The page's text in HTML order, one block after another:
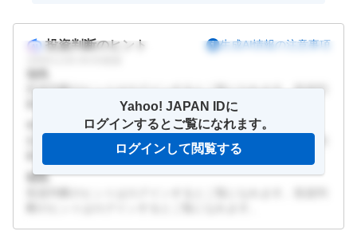
投資判断のヒント 生成AI情報の注意事項
投資判断のヒントはログインするとご覧になれます。投資判
断のヒントはログインするとご覧になれます。
投資判断のヒントはログインするとご覧になれます。投資判
断のヒントはログインするとご覧になれます。
弱気
Yahoo! JAPAN IDに
ログインするとご覧になれます。
ログインして閲覧する